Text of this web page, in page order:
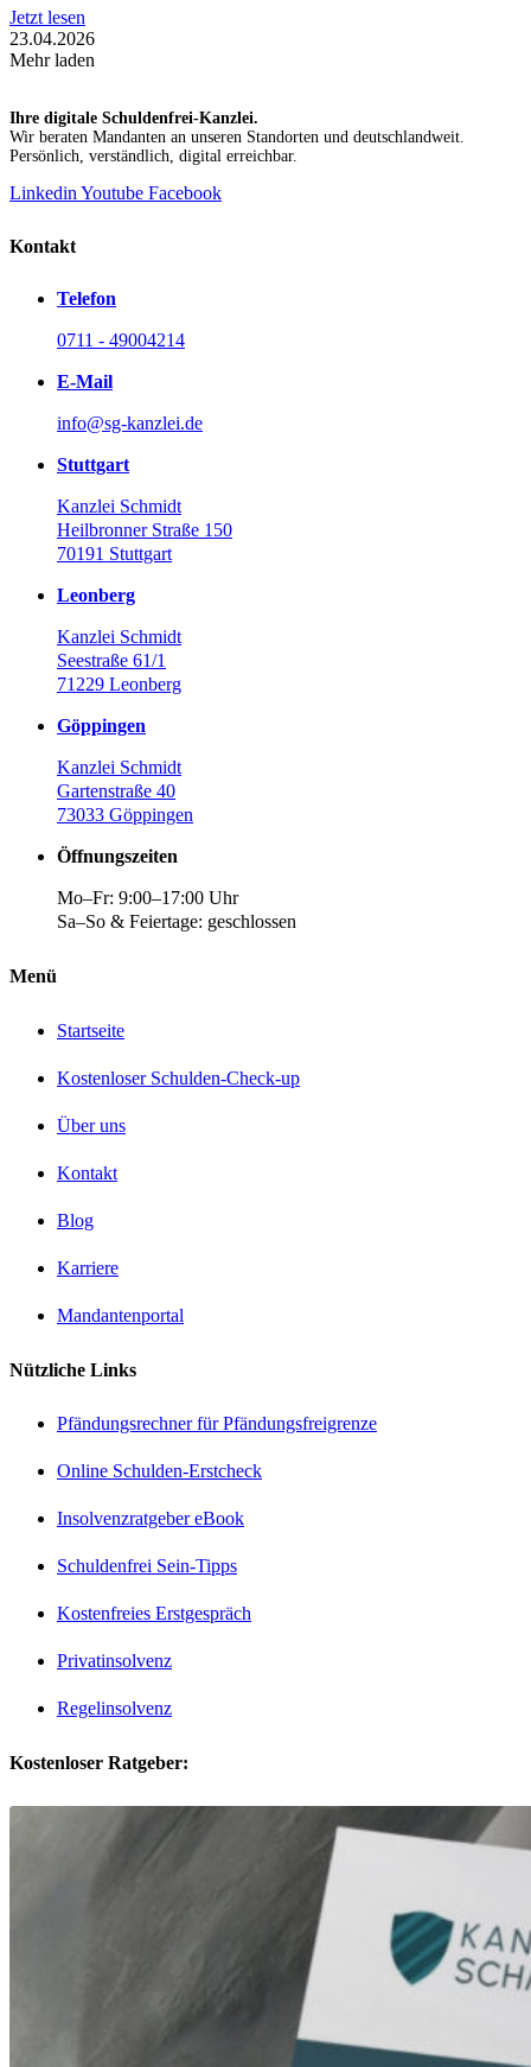
Jetzt lesen
23.04.2026
Mehr laden
Ihre digitale Schuldenfrei-Kanzlei.
Wir beraten Mandanten an unseren Standorten und deutschlandweit.
Persönlich, verständlich, digital erreichbar.
Linkedin Youtube Facebook
Kontakt
Telefon
0711 - 49004214
E-Mail
info@sg-kanzlei.de
Stuttgart
Kanzlei Schmidt
Heilbronner Straße 150
70191 Stuttgart
Leonberg
Kanzlei Schmidt
Seestraße 61/1
71229 Leonberg
Göppingen
Kanzlei Schmidt
Gartenstraße 40
73033 Göppingen
Öffnungszeiten
Mo–Fr: 9:00–17:00 Uhr
Sa–So & Feiertage: geschlossen
Menü
Startseite
Kostenloser Schulden-Check-up
Über uns
Kontakt
Blog
Karriere
Mandantenportal
Nützliche Links
Pfändungsrechner für Pfändungsfreigrenze
Online Schulden-Erstcheck
Insolvenzratgeber eBook
Schuldenfrei Sein-Tipps
Kostenfreies Erstgespräch
Privatinsolvenz
Regelinsolvenz
Kostenloser Ratgeber: